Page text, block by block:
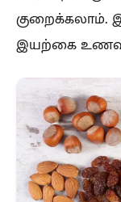
குறைக்கலாம்.
இயற்கை